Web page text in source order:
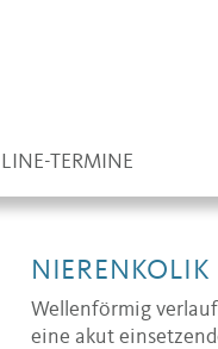
TERMINE
NIERENKOLIK
Wellenförmig
eine akut